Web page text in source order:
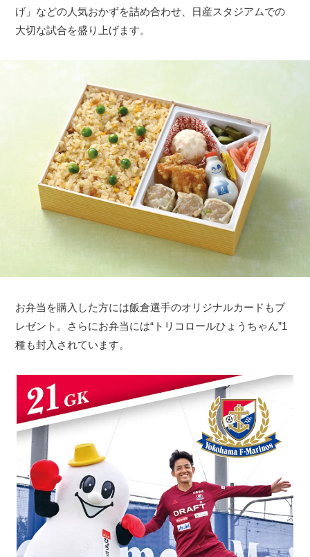
げ」などの人気おかずを詰め合わせ、日産スタジアムでの
大切な試合を盛り上げます。
お弁当を購入した方には飯倉選手のオリジナルカードもプ
レゼント。さらにお弁当には“トリコロールひょうちゃん”1
種も封入されています。